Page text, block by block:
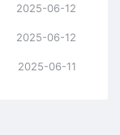
2025-06-12
2025-06-12
2025-06-11